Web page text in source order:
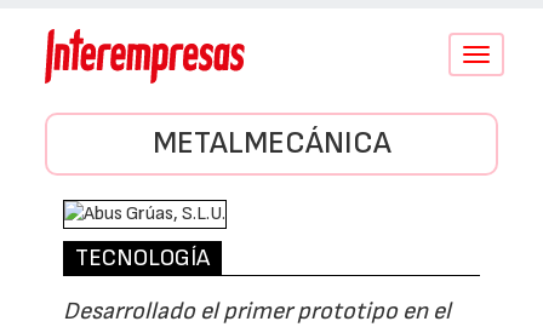
Conmutar
METALMECÁNICA
TECNOLOGÍA
Desarrollado el primer prototipo en el